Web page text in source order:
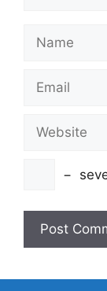
Name
Email
Website
−